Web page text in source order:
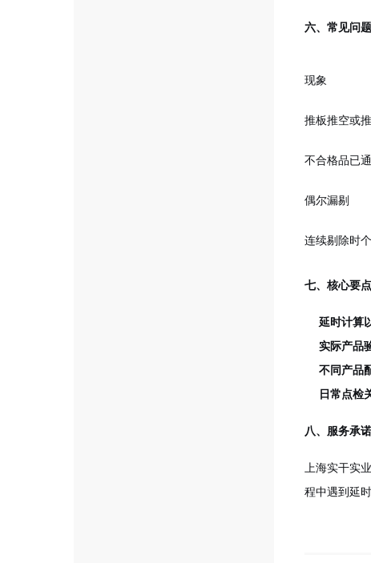
六、常见问
现象
推板推空或
不合格品已
偶尔漏剔
连续剔除时
七、核心要点
延时计算
实际产品
不同产品
日常点检
八、服务承诺
上海实干实
程中遇到延